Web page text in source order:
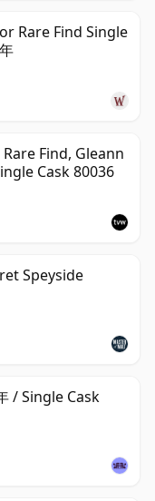
Rare Find Single
Find, Gleann
Cask 80036
Speyside
/ Single Cask